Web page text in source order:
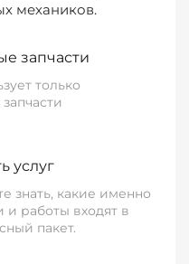
механиков.
запчасти
только
услуг
знать, какие именно
и работы входят в
пакет.